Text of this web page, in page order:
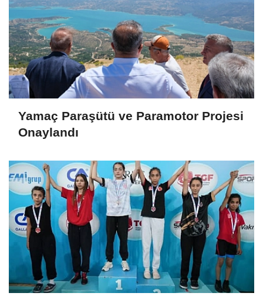
Yamaç Paraşütü ve Paramotor Projesi
Onaylandı